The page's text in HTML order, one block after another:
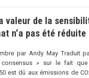
valeur de la
n’a pas été réduite
par Andy May Traduit
» sur le fait que
est dû aux émissions de